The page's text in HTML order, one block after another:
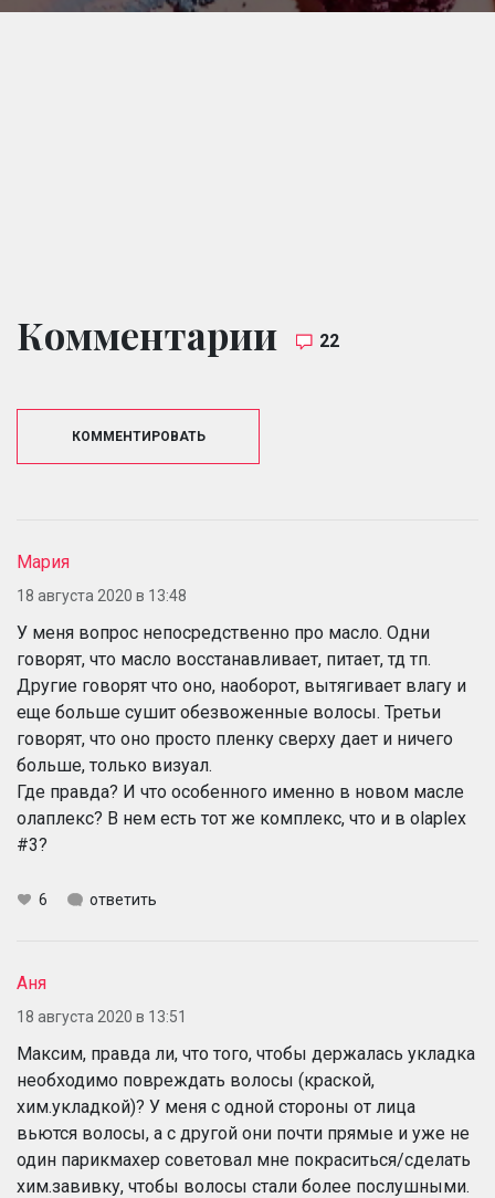
Комментарии 22
КОММЕНТИРОВАТЬ
Мария
18 августа 2020 в 13:48
У меня вопрос непосредственно про масло. Одни
говорят, что масло восстанавливает, питает, тд тп.
Другие говорят что оно, наоборот, вытягивает влагу и
еще больше сушит обезвоженные волосы. Третьи
говорят, что оно просто пленку сверху дает и ничего
больше, только визуал.
Где правда? И что особенного именно в новом масле
олаплекс? В нем есть тот же комплекс, что и в olaplex
#3?
6 ответить
Аня
18 августа 2020 в 13:51
Максим, правда ли, что того, чтобы держалась укладка
необходимо повреждать волосы (краской,
хим.укладкой)? У меня с одной стороны от лица
вьются волосы, а с другой они почти прямые и уже не
один парикмахер советовал мне покраситься/сделать
хим.завивку, чтобы волосы стали более послушными.